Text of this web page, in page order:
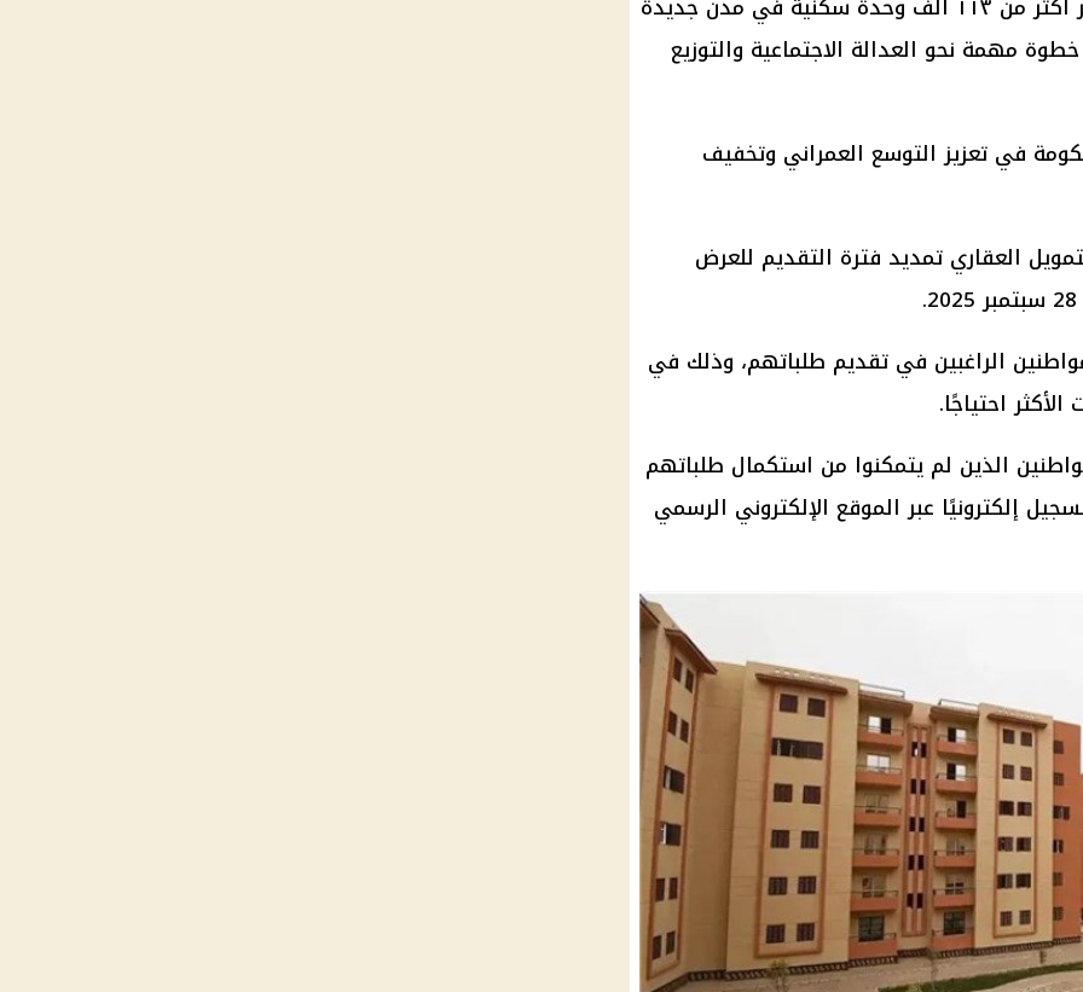
وأضاف حسن، في تصريح ، أن توفير أكثر من ١١٣ ألف وحدة سكنية في مدن جديدة
مهمة نحو العدالة الاجتماعية والتوزيع
في تعزيز التوسع العمراني وتخفيف
العقاري تمديد فترة التقديم للعرض
سبتمبر 2025
.
الراغبين في تقديم طلباتهم، وذلك في
احتياجًا.
الذين لم يتمكنوا من استكمال طلباتهم
إلكترونيًا عبر الموقع الإلكتروني الرسمي